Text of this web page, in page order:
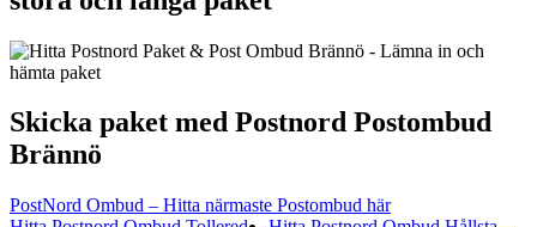
Skicka paket med Postnord Postombud
Brännö
PostNord Ombud – Hitta närmaste Postombud här